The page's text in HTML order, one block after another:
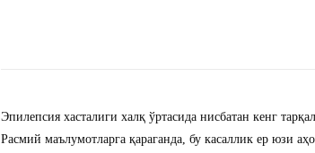
Эпилепсия хасталиги халқ ўртасида нисбатан кенг
Расмий маълумотларга қараганда, бу касаллик ер юзи